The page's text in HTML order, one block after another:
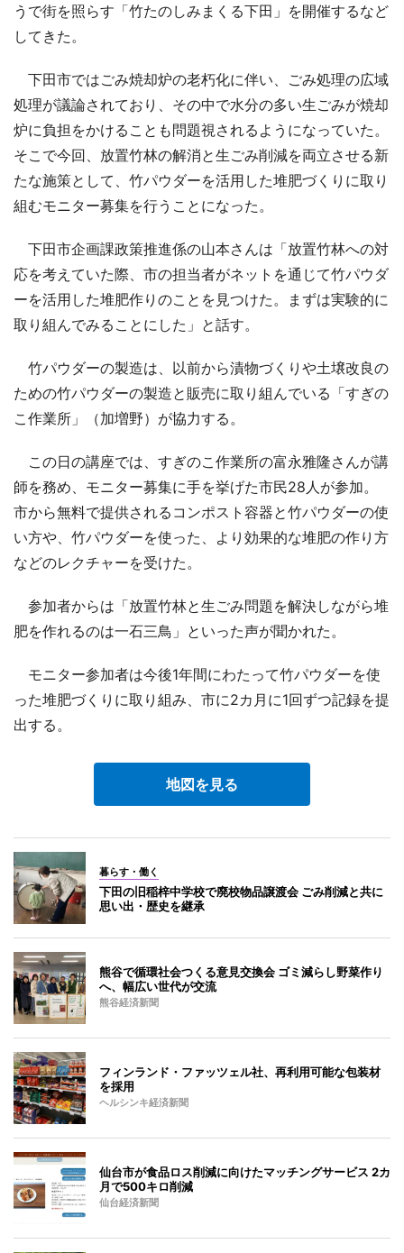
うで街を照らす「竹たのしみまくる下田」を開催するなど
してきた。
下田市ではごみ焼却炉の老朽化に伴い、ごみ処理の広域
処理が議論されており、その中で水分の多い生ごみが焼却
炉に負担をかけることも問題視されるようになっていた。
そこで今回、放置竹林の解消と生ごみ削減を両立させる新
たな施策として、竹パウダーを活用した堆肥づくりに取り
組むモニター募集を行うことになった。
下田市企画課政策推進係の山本さんは「放置竹林への対
応を考えていた際、市の担当者がネットを通じて竹パウダ
ーを活用した堆肥作りのことを見つけた。まずは実験的に
取り組んでみることにした」と話す。
竹パウダーの製造は、以前から漬物づくりや土壌改良の
ための竹パウダーの製造と販売に取り組んでいる「すぎの
こ作業所」（加増野）が協力する。
この日の講座では、すぎのこ作業所の富永雅隆さんが講
師を務め、モニター募集に手を挙げた市民28人が参加。
市から無料で提供されるコンポスト容器と竹パウダーの使
い方や、竹パウダーを使った、より効果的な堆肥の作り方
などのレクチャーを受けた。
参加者からは「放置竹林と生ごみ問題を解決しながら堆
肥を作れるのは一石三鳥」といった声が聞かれた。
モニター参加者は今後1年間にわたって竹パウダーを使
った堆肥づくりに取り組み、市に2カ月に1回ずつ記録を提
出する。
地図を見る
暮らす・働く
下田の旧稲梓中学校で廃校物品譲渡会 ごみ削減と共に
思い出・歴史を継承
熊谷で循環社会つくる意見交換会 ゴミ減らし野菜作り
へ、幅広い世代が交流
熊谷経済新聞
フィンランド・ファッツェル社、再利用可能な包装材
を採用
ヘルシンキ経済新聞
仙台市が食品ロス削減に向けたマッチングサービス 2カ
月で500キロ削減
仙台経済新聞